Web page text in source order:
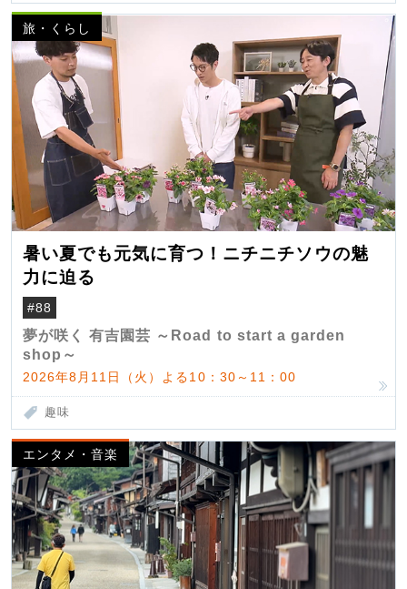
旅・くらし
暑い夏でも元気に育つ！ニチニチソウの魅
力に迫る
#88
夢が咲く 有吉園芸 ～Road to start a garden
shop～
2026年8月11日（火）よる10：30～11：00
趣味
エンタメ・音楽